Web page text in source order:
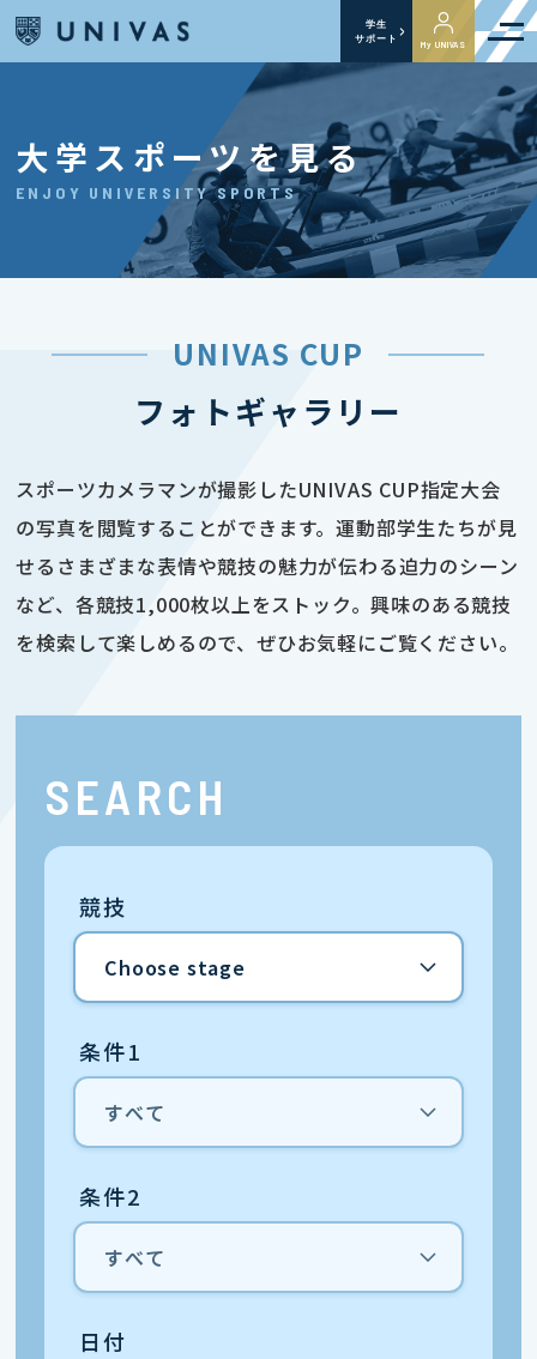
学生
サポート
My UNIVAS
大学スポーツを見る
ENJOY UNIVERSITY SPORTS
UNIVAS CUP
フォトギャラリー
スポーツカメラマンが撮影したUNIVAS CUP指定大会
の写真を閲覧することができます。運動部学生たちが見
せるさまざまな表情や競技の魅力が伝わる迫力のシーン
など、各競技1,000枚以上をストック。興味のある競技
を検索して楽しめるので、ぜひお気軽にご覧ください。
SEARCH
競技
条件1
条件2
日付